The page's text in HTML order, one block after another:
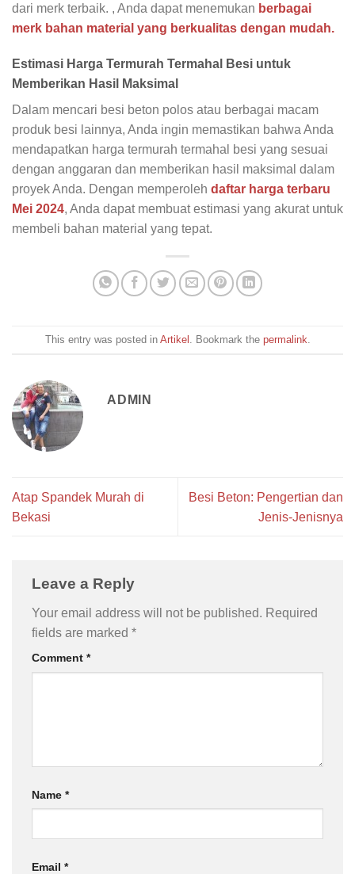
dari merk terbaik. , Anda dapat menemukan berbagai
merk bahan material yang berkualitas dengan mudah.
Estimasi Harga Termurah Termahal Besi untuk
Memberikan Hasil Maksimal
Dalam mencari besi beton polos atau berbagai macam
produk besi lainnya, Anda ingin memastikan bahwa Anda
mendapatkan harga termurah termahal besi yang sesuai
dengan anggaran dan memberikan hasil maksimal dalam
proyek Anda. Dengan memperoleh daftar harga terbaru
Mei 2024, Anda dapat membuat estimasi yang akurat untuk
membeli bahan material yang tepat.
This entry was posted in Artikel . Bookmark the permalink
ADMIN
Atap Spandek Murah di
Bekasi
Besi Beton: Pengertian dan
Jenis-Jenisnya
Leave a Reply
Your email address will not be published. Required
fields are marked *
Comment *
Name *
Email *